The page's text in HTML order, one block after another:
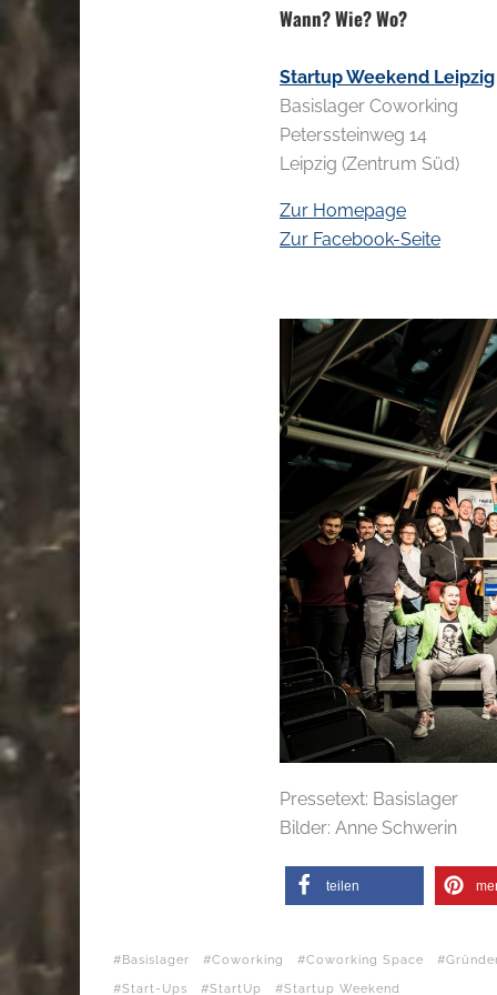
Wann? Wie? Wo?
Startup Weekend Leipzig
Basislager Coworking
Peterssteinweg 14
Leipzig (Zentrum Süd)
Zur Homepage
Zur Facebook-Seite
Pressetext: Basislager
Bilder: Anne Schwerin
teilen
Basislager Coworking Coworking Space
Start-Ups
StartUp Startup Weekend